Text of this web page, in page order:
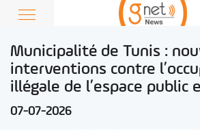
Municipalité de Tunis :
interventions contre
illégale de l’espace public
07-07-2026